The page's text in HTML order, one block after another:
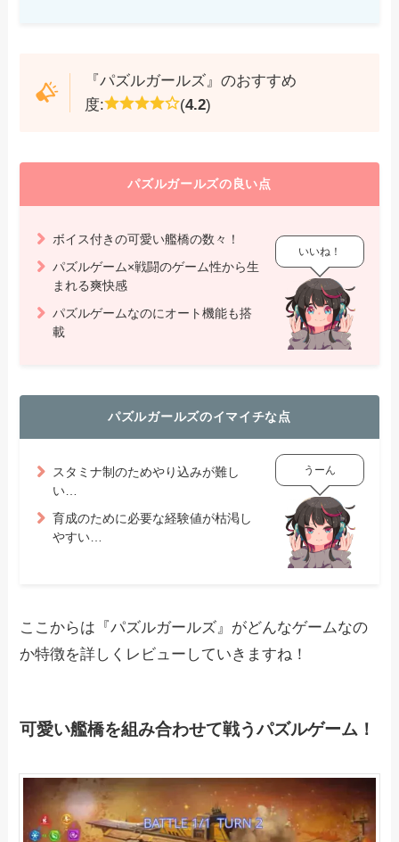
『パズルガールズ』のおすすめ
度:
(4.2)
パズルガールズの良い点
ボイス付きの可愛い艦橋の数々！
パズルゲーム×戦闘のゲーム性から生
まれる爽快感
パズルゲームなのにオート機能も搭
載
いいね！
パズルガールズのイマイチな点
スタミナ制のためやり込みが難し
い…
育成のために必要な経験値が枯渇し
やすい…
うーん
ここからは『パズルガールズ』がどんなゲームなの
か特徴を詳しくレビューしていきますね！
可愛い艦橋を組み合わせて戦うパズルゲーム！